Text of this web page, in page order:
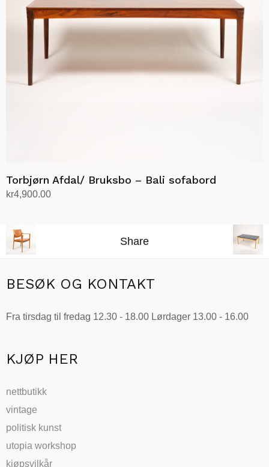
velges
produktsiden
Torbjørn Afdal/ Bruksbo – Bali sofabord
kr4,900.00
Share
BESØK OG KONTAKT
Fra tirsdag til fredag 12.30 - 18.00 Lørdager 13.00 - 16.00
KJØP HER
nettbutikk
vintage
politisk kunst
utopia workshop
kjøpsvilkår